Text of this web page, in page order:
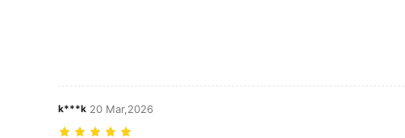
k***k 20 Mar,2026